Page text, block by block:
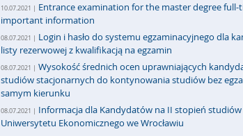
10.07.2021 | Entrance examination for the master degree full-
important information
08.07.2021 | Login i hasło do systemu egzaminacyjnego dla
listy rezerwowej z kwalifikacją na egzamin
08.07.2021 | Wysokość średnich ocen uprawniających
studiów stacjonarnych do kontynowania studiów bez
samym kierunku
08.07.2021 | Informacja dla Kandydatów na II stopień
Uniwersytetu Ekonomicznego we Wrocławiu